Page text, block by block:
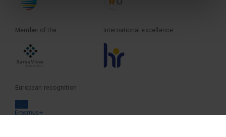
Member of the International excellence
European recognition